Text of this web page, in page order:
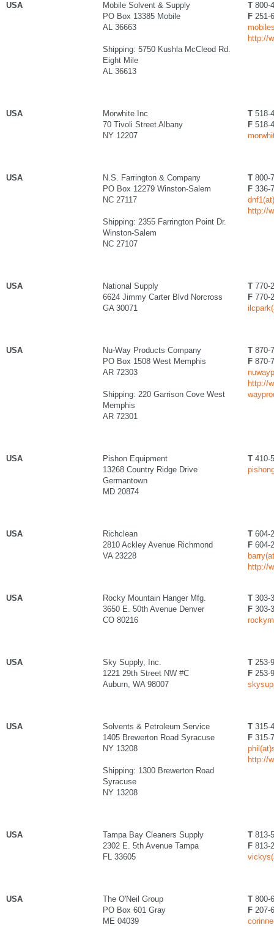
USA
Mobile Solvent & Supply
PO Box 13385 Mobile
AL 36663
Shipping: 5750 Kushla McCleod Rd.
Eight Mile
AL 36613
T 800-
F 251-
http://
USA
Morwhite Inc
70 Tivoli Street Albany
NY 12207
T 518-
F 518-
USA
N.S. Farrington & Company
PO Box 12279 Winston-Salem
NC 27117
Shipping: 2355 Farrington Point Dr.
Winston-Salem
NC 27107
T 800-
F 336-
http://
USA
National Supply
6624 Jimmy Carter Blvd Norcross
GA 30071
T 770-
F 770-
USA
Nu-Way Products Company
PO Box 1508 West Memphis
AR 72303
Shipping: 220 Garrison Cove West
Memphis
AR 72301
T 870-
F 870-
http://
USA
Pishon Equipment
13268 Country Ridge Drive
Germantown
MD 20874
T 410-
USA
Richclean
2810 Ackley Avenue Richmond
VA 23228
T 604-
F 604-
http://
USA
Rocky Mountain Hanger Mfg.
3650 E. 50th Avenue Denver
CO 80216
T 303-
F 303-
USA
Sky Supply, Inc.
1221 29th Street NW #C
Auburn, WA 98007
T 253-
F 253-
USA
Solvents & Petroleum Service
1405 Brewerton Road Syracuse
NY 13208
Shipping: 1300 Brewerton Road
Syracuse
NY 13208
T 315-
F 315-
http://
USA
Tampa Bay Cleaners Supply
2302 E. 5th Avenue Tampa
FL 33605
T 813-
F 813-
USA
The O'Neil Group
PO Box 601 Gray
ME 04039
T 800-
F 207-